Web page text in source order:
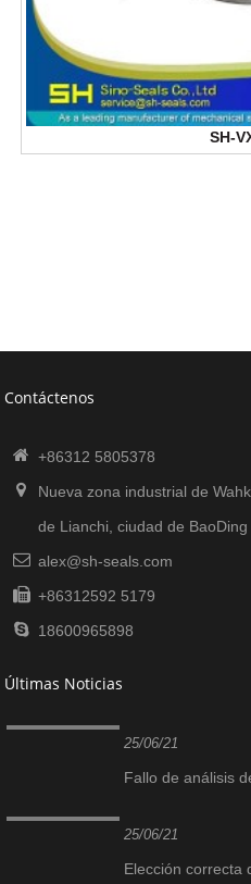
SH-
Contáctenos
+86312 5805378
Nueva zona industrial de
de Lianchi, ciudad de
alex@sh-seals.com
+86312592 5179
18600965898
Últimas Noticias
25/06/21
Fallo de análisis
25/06/21
Elección correcta